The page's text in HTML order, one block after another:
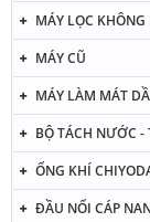
MÁY LỌC
MÁY CŨ
MÁY LÀM MÁT
BỘ TÁCH NƯỚC -
ỐNG KHÍ
ĐẦU NỐI CÁP